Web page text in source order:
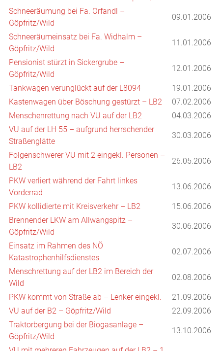
Schneeräumung bei Fa. Orfandl –
Göpfritz/Wild
09.01.2006
Schneeräumeinsatz bei Fa. Widhalm –
Göpfritz/Wild
11.01.2006
Pensionist stürzt in Sickergrube –
Göpfritz/Wild
12.01.2006
Tankwagen verunglückt auf der L8094
19.01.2006
Kastenwagen über Böschung gestürzt – LB2
07.02.2006
Menschenrettung nach VU auf der LB2
04.03.2006
VU auf der LH 55 – aufgrund herrschender
Straßenglätte
30.03.2006
Folgenschwerer VU mit 2 eingekl. Personen –
LB2
26.05.2006
PKW verliert während der Fahrt linkes
Vorderrad
13.06.2006
PKW kollidierte mit Kreisverkehr – LB2
15.06.2006
Brennender LKW am Allwangspitz –
Göpfritz/Wild
30.06.2006
Einsatz im Rahmen des NÖ
Katastrophenhilfsdienstes
02.07.2006
Menschrettung auf der LB2 im Bereich der
Wild
02.08.2006
PKW kommt von Straße ab – Lenker eingekl.
21.09.2006
VU auf der B2 – Göpfritz/Wild
22.09.2006
Traktorbergung bei der Biogasanlage –
Göpfritz/Wild
13.10.2006